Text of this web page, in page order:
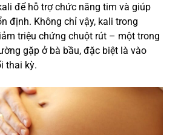
để hỗ trợ chức năng tim và giúp
định. Không chỉ vậy, kali trong
triệu chứng chuột rút – một trong
gặp ở bà bầu, đặc biệt là vào
thai kỳ.